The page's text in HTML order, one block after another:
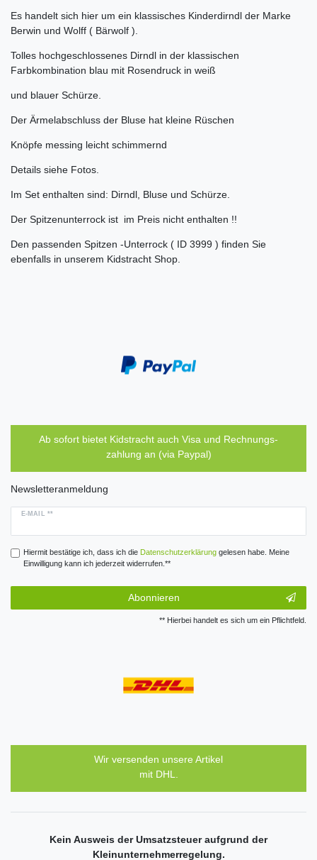
Es handelt sich hier um ein klassisches Kinderdirndl der Marke
Berwin und Wolff ( Bärwolf ).
Tolles hochgeschlossenes Dirndl in der klassischen
Farbkombination blau mit Rosendruck in weiß
und blauer Schürze.
Der Ärmelabschluss der Bluse hat kleine Rüschen
Knöpfe messing leicht schimmernd
Details siehe Fotos.
Im Set enthalten sind: Dirndl, Bluse und Schürze.
Der Spitzenunterrock ist im Preis nicht enthalten !!
Den passenden Spitzen -Unterrock ( ID 3999 ) finden Sie
ebenfalls in unserem Kidstracht Shop.
Ab sofort bietet Kidstracht auch Visa und Rechnungs-
zahlung an (via Paypal)
Newsletteranmeldung
E-MAIL **
Hiermit bestätige ich, dass ich die Daten­schutz­erklärunggelesen habe. Meine
Einwilligung kann ich jederzeit widerrufen.**
Abonnieren
** Hierbei handelt es sich um ein Pflichtfeld.
Wir versenden unsere Artikel
mit DHL.
Kein Ausweis der Umsatzsteuer aufgrund der
Kleinunternehmerregelung.